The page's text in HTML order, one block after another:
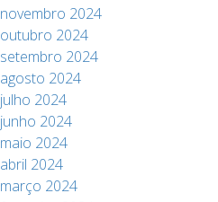
novembro 2024
outubro 2024
setembro 2024
agosto 2024
julho 2024
junho 2024
maio 2024
abril 2024
março 2024